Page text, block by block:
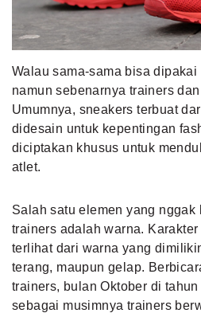
MLDPOINTS
SEARCH
Walau sama-sama bisa
namun sebenarnya trainers
Umumnya, sneakers terbuat
didesain untuk kepentingan
diciptakan khusus untuk
atlet.
Salah satu elemen yang nggak
trainers adalah warna.
terlihat dari warna yang
terang, maupun gelap.
trainers, bulan Oktober di
sebagai musimnya trainers